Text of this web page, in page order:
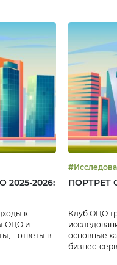
2026:
к
ОЦО и
– ответы в
ПОРТРЕТ
Клуб ОЦО
основные
бизнес-